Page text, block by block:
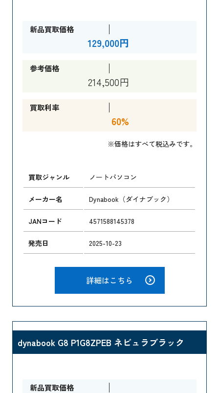
新品買取価格
129,000円
参考価格
214,500円
買取利率
60%
※価格はすべて税込みです。
買取ジャンル ノートパソコン
メーカー名 Dynabook（ダイナブック）
JANコード 4571588145378
発売日 2025-10-23
詳細はこちら
dynabook G8 P1G8ZPEB ネビュラブラック
新品買取価格